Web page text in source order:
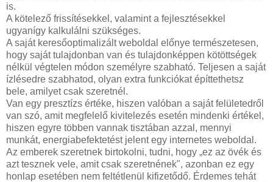
is.
A kötelező frissítésekkel, valamint a fejlesztésekkel
ugyanígy kalkulálni szükséges.
A saját keresőoptimalizált weboldal előnye természetesen,
hogy saját tulajdonban van és tulajdonképpen kötöttségek
nélkül végtelen módon személyre szabható. Teljesen a saját
ízlésedre szabhatod, olyan extra funkciókat építtethetsz
bele, amilyet csak szeretnél.
Van egy presztízs értéke, hiszen valóban a saját felületedről
van szó, amit megfelelő kivitelezés esetén mindenki értékel,
hiszen egyre többen vannak tisztában azzal, mennyi
munkát, energiabefektetést jelent egy internetes weboldal.
Az emberek szeretnek birtokolni, tudni, hogy „ez az övék és
azt tesznek vele, amit csak szeretnének", azonban ez egy
honlap esetében nem feltétlenül kifizetődő. Érdemes tehát